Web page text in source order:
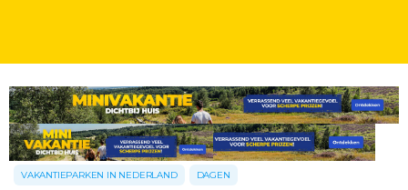
VAKANTIEPARKEN IN NEDERLAND DAGEN